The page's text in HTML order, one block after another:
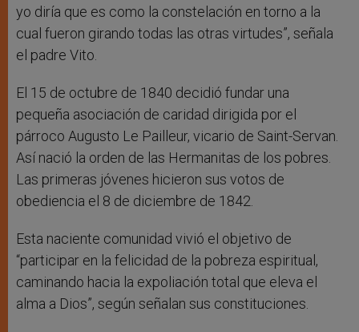
yo diría que es como la constelación en torno a la
cual fueron girando todas las otras virtudes”, señala
el padre Vito.
El 15 de octubre de 1840 decidió fundar una
pequeña asociación de caridad dirigida por el
párroco Augusto Le Pailleur, vicario de Saint-Servan.
Así nació la orden de las Hermanitas de los pobres.
Las primeras jóvenes hicieron sus votos de
obediencia el 8 de diciembre de 1842.
Esta naciente comunidad vivió el objetivo de
“participar en la felicidad de la pobreza espiritual,
caminando hacia la expoliación total que eleva el
alma a Dios”, según señalan sus constituciones.